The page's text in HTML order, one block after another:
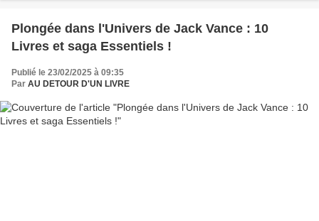
Plongée dans l'Univers de Jack Vance : 10
Livres et saga Essentiels !
Publié le 23/02/2025 à 09:35
Par AU DETOUR D'UN LIVRE